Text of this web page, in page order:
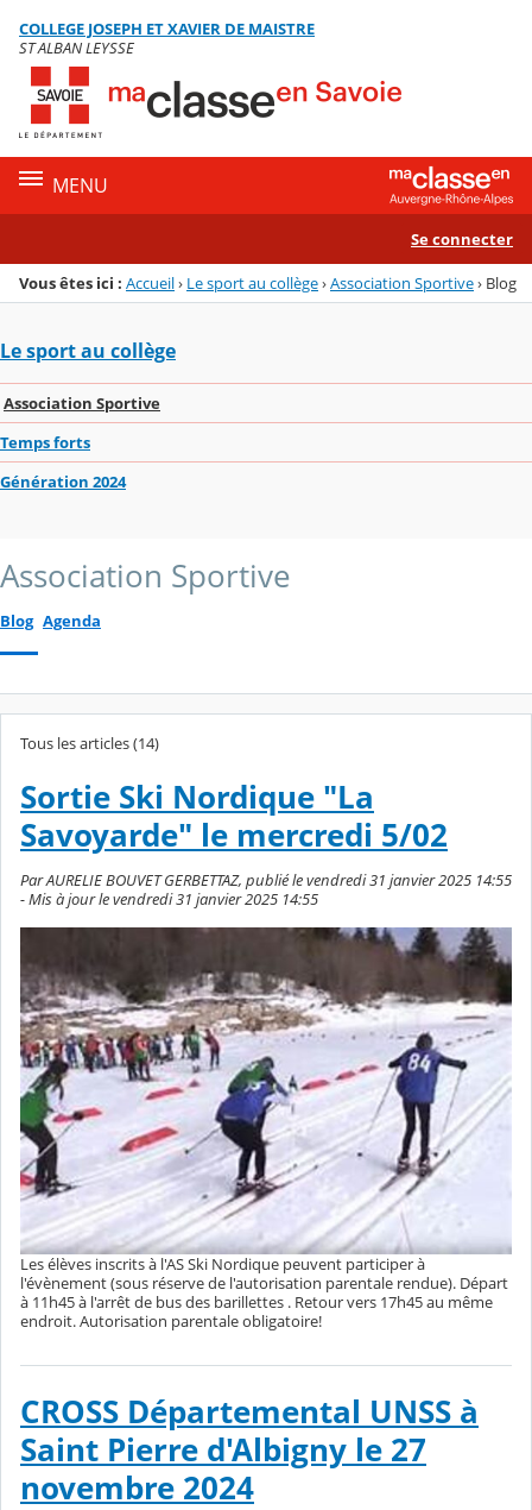
Menu de la rubrique
Contenu
COLLEGE JOSEPH ET XAVIER DE MAISTRE
ST ALBAN LEYSSE
MENU
Se connecter
Vous êtes ici : Accueil› Le sport au collège›Association Sportive› Blog
Le sport au collège
Association Sportive
Temps forts
Génération 2024
Association Sportive
Blog Agenda
Tous les articles (14)
Sortie Ski Nordique "La
Savoyarde" le mercredi 5/02
Par AURELIE BOUVET GERBETTAZ, publié le vendredi 31 janvier 2025 14:55
- Mis à jour le vendredi 31 janvier 2025 14:55
Les élèves inscrits à l'AS Ski Nordique peuvent participer à
l'évènement (sous réserve de l'autorisation parentale rendue). Départ
à 11h45 à l'arrêt de bus des barillettes . Retour vers 17h45 au même
endroit. Autorisation parentale obligatoire!
CROSS Départemental UNSS à
Saint Pierre d'Albigny le 27
novembre 2024